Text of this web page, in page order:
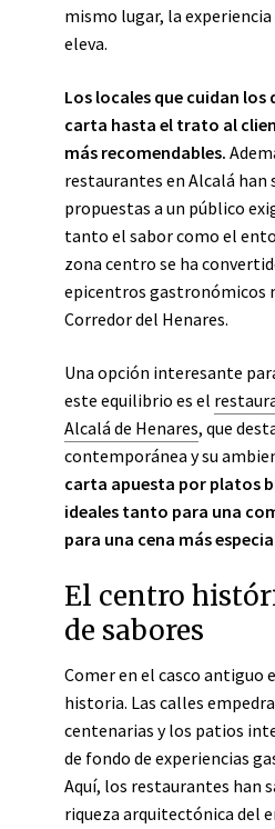
mismo lugar, la
eleva.
Los locales que cuidan los
carta hasta el trato al
más recomendables.
restaurantes en Alcalá han
propuestas a un público
tanto el sabor como el
zona centro se ha
epicentros gastronómicos
Corredor del Henares.
Una opción interesante
este equilibrio es el
Alcalá de Henares, que
contemporánea y su
carta apuesta por platos
ideales tanto para una
para una cena más
El centro
de sabores
Comer en el casco antiguo
historia. Las calles
centenarias y los patios
de fondo de experiencias
Aquí, los restaurantes han
riqueza arquitectónica del